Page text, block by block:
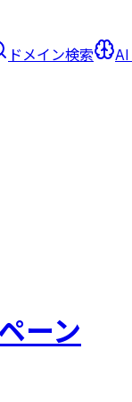
ドメイン検索 AI
ーン